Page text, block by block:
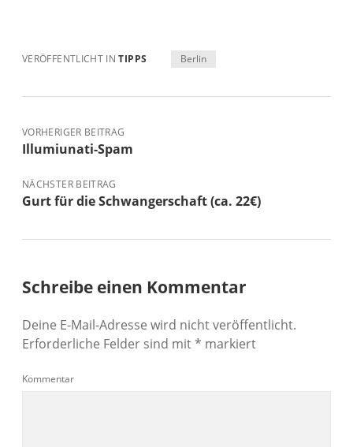
VERÖFFENTLICHT INTIPPS Berlin
VORHERIGER BEITRAG
Illumiunati-Spam
NÄCHSTER BEITRAG
Gurt für die Schwangerschaft (ca. 22€)
Schreibe einen Kommentar
Deine E-Mail-Adresse wird nicht veröffentlicht.
Erforderliche Felder sind mit* markiert
Kommentar